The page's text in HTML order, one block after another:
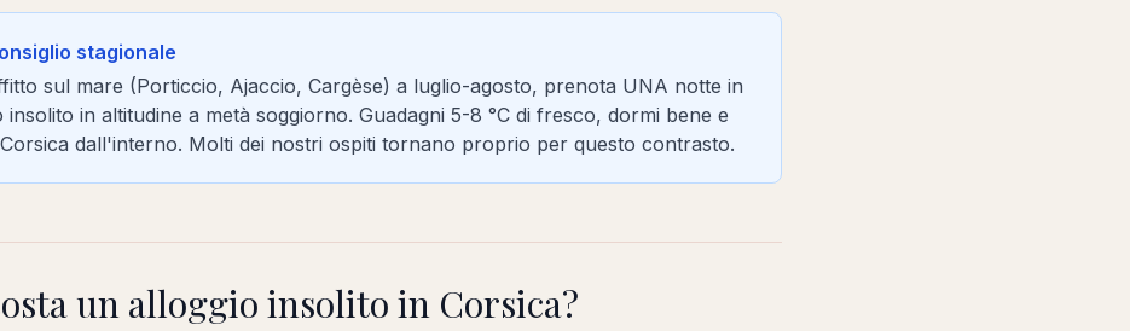
stagionale
sul mare (Porticcio, Ajaccio, Cargèse) a luglio-agosto, prenota UNA notte in
insolito in altitudine a metà soggiorno. Guadagni 5-8 °C di fresco, dormi bene e
dall'interno. Molti dei nostri ospiti tornano proprio per questo contrasto.
un alloggio insolito in Corsica?